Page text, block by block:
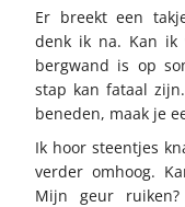
Er breekt een
denk ik na. Kan ik
bergwand is op
stap kan fataal
beneden, maak je
Ik hoor steentjes
verder omhoog.
Mijn geur